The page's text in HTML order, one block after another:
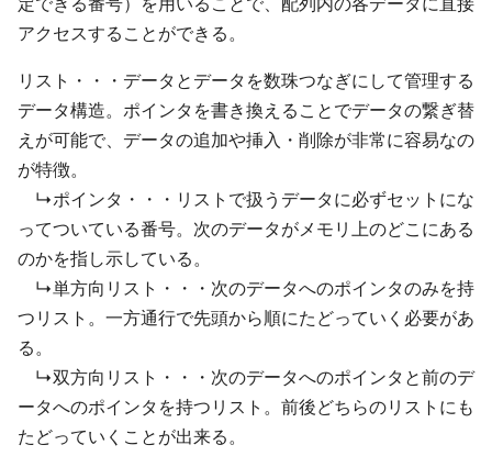
アクセスすることができる。
リスト・・・データとデータを数珠つなぎにして管理する
データ構造。ポインタを書き換えることでデータの繋ぎ替
えが可能で、データの追加や挿入・削除が非常に容易なの
が特徴。
↳ポインタ・・・リストで扱うデータに必ずセットにな
ってついている番号。次のデータがメモリ上のどこにある
のかを指し示している。
↳単方向リスト・・・次のデータへのポインタのみを持
つリスト。一方通行で先頭から順にたどっていく必要があ
る。
↳双方向リスト・・・次のデータへのポインタと前のデ
ータへのポインタを持つリスト。前後どちらのリストにも
たどっていくことが出来る。